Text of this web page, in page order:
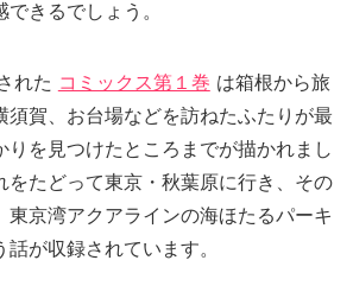
きるでしょう。
れた コミックス第１巻 は箱根から旅
須賀、お台場などを訪ねたふたりが最
りを見つけたところまでが描かれまし
をたどって東京・秋葉原に行き、その
東京湾アクアラインの海ほたるパーキ
が収録されています。